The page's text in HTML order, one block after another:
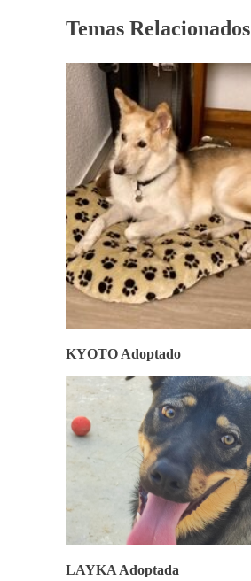
Temas Relacionados
KYOTO Adoptado
LAYKA Adoptada